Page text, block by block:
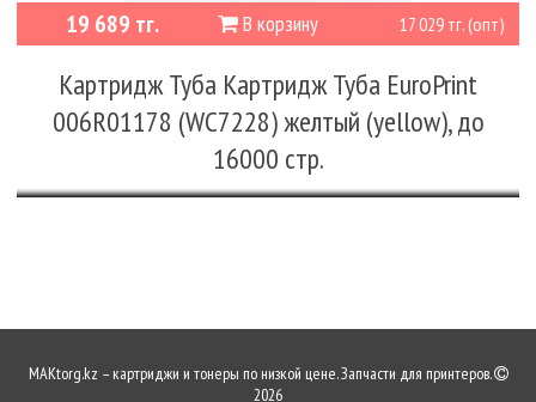
В корзину
19 689 тг. 17 029 тг. (опт)
Картридж Туба Картридж Туба EuroPrint
006R01178 (WC7228) желтый (yellow), до
16000 стр.
MAKtorg.kz – картриджи и тонеры по низкой цене. Запчасти для принтеров.
2026